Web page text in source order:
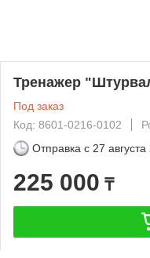
Тренажер
Под заказ
Код: 8601-0216-0102
Отправка с 27
225 000 ₸